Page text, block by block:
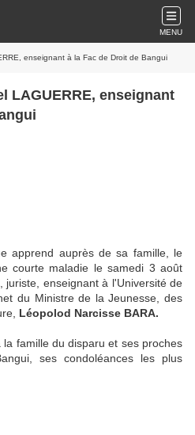
MENU
enseignant à la Fac de Droit de Bangui
LAGUERRE, enseignant
apprend auprès de sa famille, le
courte maladie le samedi 3 août
, juriste, enseignant à l'Université de
du Ministre de la Jeunesse, des
Léopolod Narcisse BARA.
la famille du disparu et ses proches
ses condoléances les plus